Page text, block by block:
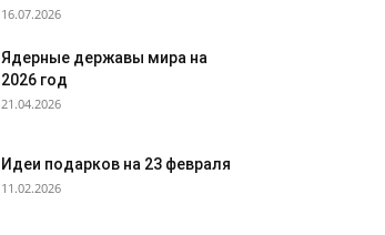
16.07.2026
Ядерные державы мира на
2026 год
21.04.2026
Идеи подарков на 23 февраля
11.02.2026